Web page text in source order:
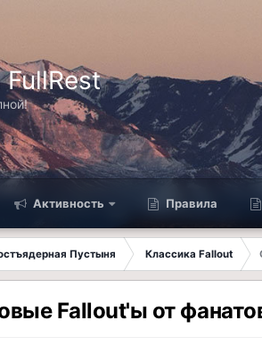
Активность Правила
Пустыня Классика Fallout
Fallout'ы от